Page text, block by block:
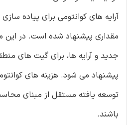
مقداری پیشنهاد شده است. در این
پیشنهاد می شود. هزینه های
توسعه یافته مستقل از مبنای
باشند.